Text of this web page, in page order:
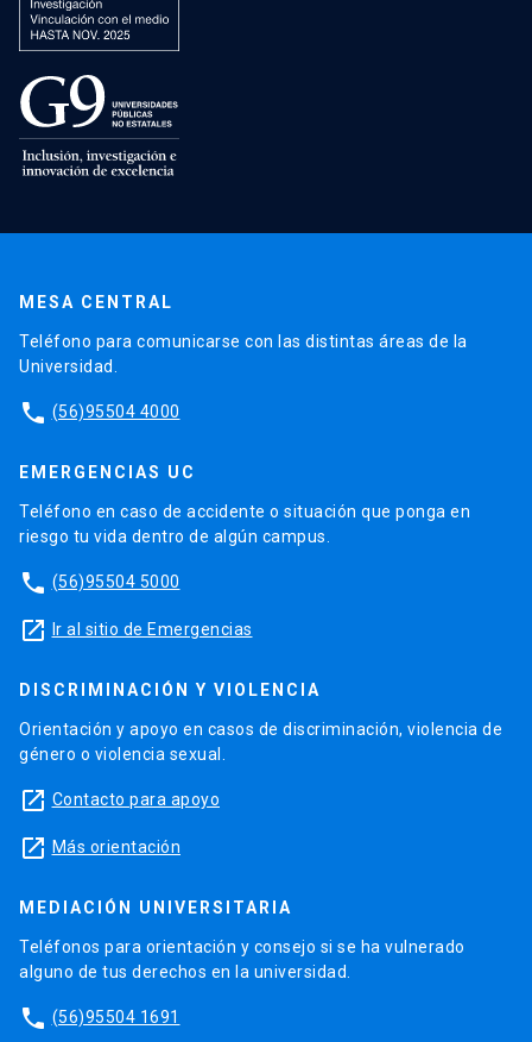
MESA CENTRAL
Teléfono para comunicarse con las distintas áreas de la
Universidad.
phone (56)95504 4000
EMERGENCIAS UC
Teléfono en caso de accidente o situación que ponga en
riesgo tu vida dentro de algún campus.
phone (56)95504 5000
launch Ir al sitio de Emergencias
DISCRIMINACIÓN Y VIOLENCIA
Orientación y apoyo en casos de discriminación, violencia de
género o violencia sexual.
launch Contacto para apoyo
launch Más orientación
MEDIACIÓN UNIVERSITARIA
Teléfonos para orientación y consejo si se ha vulnerado
alguno de tus derechos en la universidad.
phone (56)95504 1691